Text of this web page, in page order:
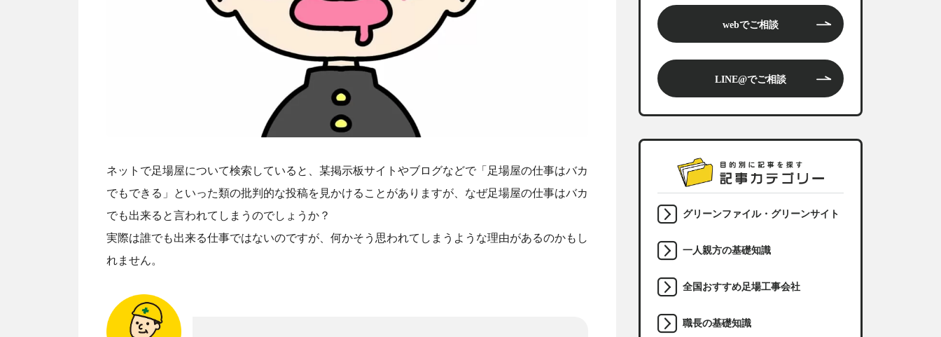
ネットで足場屋について検索していると、某掲示板サイトやブログなどで「足場屋の仕事はバカ
でもできる」といった類の批判的な投稿を見かけることがありますが、なぜ足場屋の仕事はバカ
でも出来ると言われてしまうのでしょうか？
実際は誰でも出来る仕事ではないのですが、何かそう思われてしまうような理由があるのかもし
れません。
webでご相談
LINE@でご相談
グリーンファイル・グリーンサイト
一人親方の基礎知識
全国おすすめ足場工事会社
職長の基礎知識